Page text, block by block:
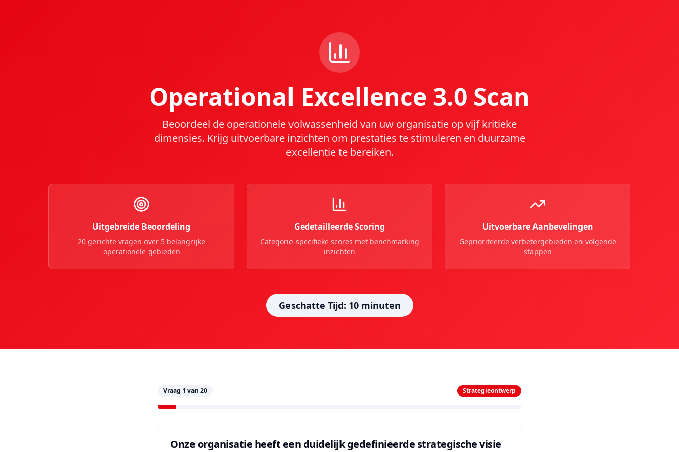
Operational Excellence 3.0 Scan
Beoordeel de operationele volwassenheid van uw organisatie op vijf kritieke
dimensies. Krijg uitvoerbare inzichten om prestaties te stimuleren en duurzame
excellentie te bereiken.
Uitgebreide Beoordeling
20 gerichte vragen over 5 belangrijke
operationele gebieden
Gedetailleerde Scoring
Categorie-specifieke scores met benchmarking
inzichten
Uitvoerbare Aanbevelingen
Geprioriteerde verbetergebieden en volgende
stappen
Geschatte Tijd: 10 minuten
Vraag 1 van 20 Strategieontwerp
Onze organisatie heeft een duidelijk gedefinieerde strategische visie